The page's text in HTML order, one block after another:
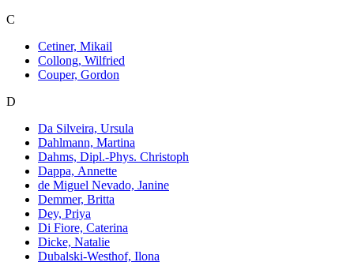
C
Cetiner, Mikail
Collong, Wilfried
Couper, Gordon
D
Da Silveira, Ursula
Dahlmann, Martina
Dahms, Dipl.-Phys. Christoph
Dappa, Annette
de Miguel Nevado, Janine
Demmer, Britta
Dey, Priya
Di Fiore, Caterina
Dicke, Natalie
Dubalski-Westhof, Ilona